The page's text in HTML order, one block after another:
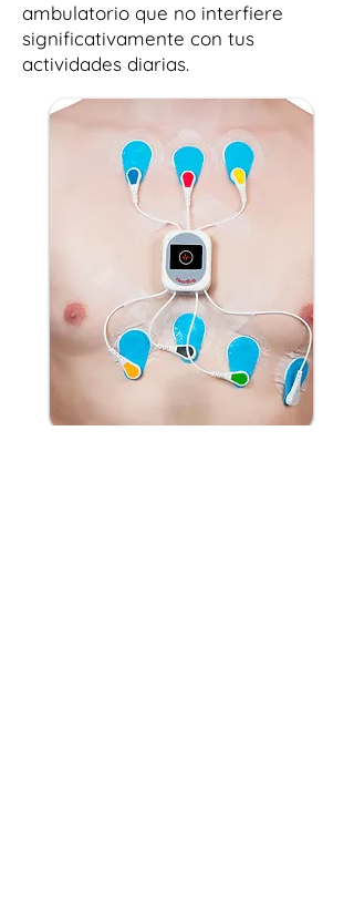
ambulatorio que no interfiere
significativamente con tus
actividades diarias.